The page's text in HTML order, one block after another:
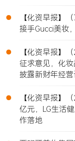
•
【化资早报】
接手Gucci美妆
•
【化资早报】
征求意见，化
披露新财年经
•
【化资早报】
亿元，LG生活
作落地